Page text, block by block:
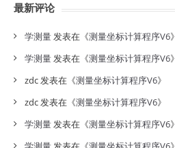
录
最新评论
学测量发表在《测量坐标计算程序V6》
学测量发表在《测量坐标计算程序V6》
zdc发表在《测量坐标计算程序V6》
zdc发表在《测量坐标计算程序V6》
学测量发表在《测量坐标计算程序V6》